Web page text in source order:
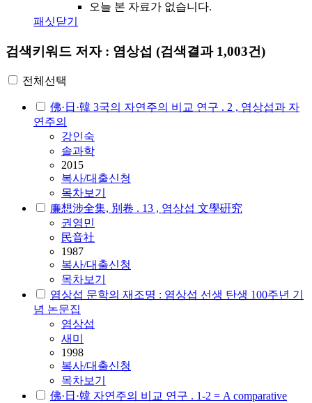
오늘 본 자료가 없습니다.
패싯닫기
검색키워드 저자 : 염상섭 (검색결과 1,003건)
전체선택
佛·日·韓 3국의 자연주의 비교 연구 . 2 , 염상섭과 자
연주의
강인숙
솔과학
2015
복사/대출신청
목차보기
廉想涉全集, 別卷 . 13 , 염상섭 文學硏究
권영민
民音社
1987
복사/대출신청
목차보기
염상섭 문학의 재조명 : 염상섭 선생 탄생 100주년 기
념 논문집
염상섭
새미
1998
복사/대출신청
목차보기
佛·日·韓 자연주의 비교 연구 . 1-2 = A comparative